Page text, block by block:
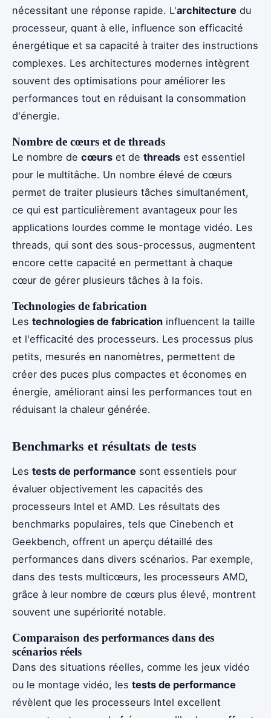
nécessitant une réponse rapide. L'architecture du
processeur, quant à elle, influence son efficacité
énergétique et sa capacité à traiter des instructions
complexes. Les architectures modernes intègrent
souvent des optimisations pour améliorer les
performances tout en réduisant la consommation
d'énergie.
Nombre de cœurs et de threads
Le nombre de cœurs et de threads est essentiel
pour le multitâche. Un nombre élevé de cœurs
permet de traiter plusieurs tâches simultanément,
ce qui est particulièrement avantageux pour les
applications lourdes comme le montage vidéo. Les
threads, qui sont des sous-processus, augmentent
encore cette capacité en permettant à chaque
cœur de gérer plusieurs tâches à la fois.
Technologies de fabrication
Les technologies de fabrication influencent la taille
et l'efficacité des processeurs. Les processus plus
petits, mesurés en nanomètres, permettent de
créer des puces plus compactes et économes en
énergie, améliorant ainsi les performances tout en
réduisant la chaleur générée.
Benchmarks et résultats de tests
Les tests de performance sont essentiels pour
évaluer objectivement les capacités des
processeurs Intel et AMD. Les résultats des
benchmarks populaires, tels que Cinebench et
Geekbench, offrent un aperçu détaillé des
performances dans divers scénarios. Par exemple,
dans des tests multicœurs, les processeurs AMD,
grâce à leur nombre de cœurs plus élevé, montrent
souvent une supériorité notable.
Comparaison des performances dans des
scénarios réels
Dans des situations réelles, comme les jeux vidéo
ou le montage vidéo, les tests de performance
révèlent que les processeurs Intel excellent